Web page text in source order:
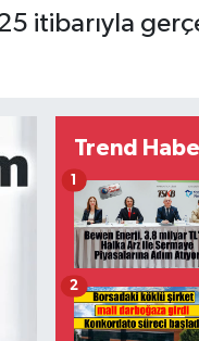
itibarıyla
Trend
1
2